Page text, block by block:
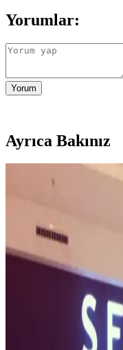
Yorumlar:
Yorum
Ayrıca Bakınız
Sephora ve Olive
Ürünlerine
Sephora ve Olive Young
artırmayı amaçlıyor.
müşteri deneyimi
Sephora Hediye
Sephora hediye kartı için
aralığında olup, dijital
alıcı tercihi göz önünde